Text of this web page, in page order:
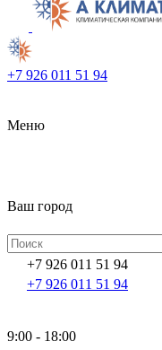
+7 926 011 51 94
Меню
Ваш город
+7 926 011 51 94
+7 926 011 51 94
9:00 - 18:00